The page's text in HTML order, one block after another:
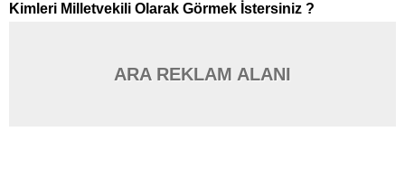
Kimleri Milletvekili Olarak Görmek İstersiniz ?
ARA REKLAM ALANI